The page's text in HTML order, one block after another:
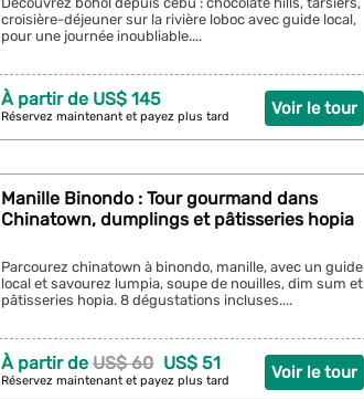
croisière-déjeuner sur la rivière loboc avec guide local,
pour une journée inoubliable....
Voir le tour
À partir de US$ 145
Réservez maintenant et payez plus tard
Manille Binondo : Tour gourmand dans
Chinatown, dumplings et pâtisseries hopia
Parcourez chinatown à binondo, manille, avec un guide
local et savourez lumpia, soupe de nouilles, dim sum et
pâtisseries hopia. 8 dégustations incluses....
Voir le tour
À partir de US$ 60 US$ 51
Réservez maintenant et payez plus tard